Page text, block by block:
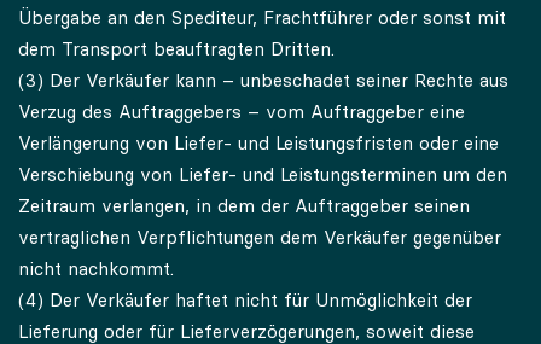
Übergabe an den Spediteur, Frachtführer oder sonst mit
dem Transport beauftragten Dritten.
(3) Der Verkäufer kann – unbeschadet seiner Rechte aus
Verzug des Auftraggebers – vom Auftraggeber eine
Verlängerung von Liefer- und Leistungsfristen oder eine
Verschiebung von Liefer- und Leistungsterminen um den
Zeitraum verlangen, in dem der Auftraggeber seinen
vertraglichen Verpflichtungen dem Verkäufer gegenüber
nicht nachkommt.
(4) Der Verkäufer haftet nicht für Unmöglichkeit der
Lieferung oder für Lieferverzögerungen, soweit diese